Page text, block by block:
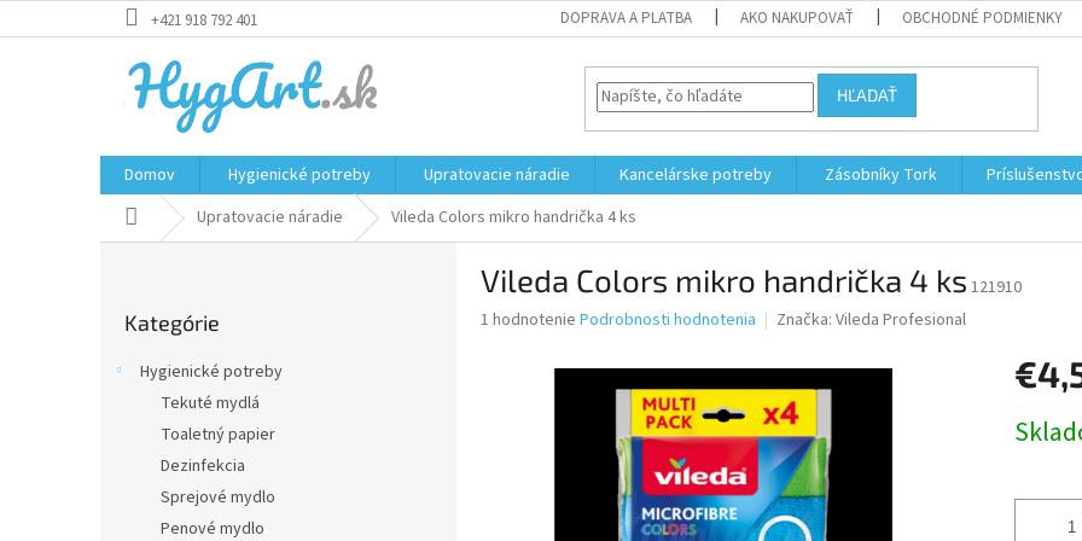
na
+421 918 792 401 DOPRAVA A PLATBA AKO NAKUPOVAŤ OBCHODNÉ PODMIENKY
HĽADAŤ
Domov Hygienické potreby Upratovacie náradie Kancelárske potreby Zásobníky Tork
DomovUpratovacie náradie Vileda Colors mikro handrička 4 ks
kategórie
Kategórie
Hygienické potreby
Tekuté mydlá
Toaletný papier
Dezinfekcia
Sprejové mydlo
Penové mydlo
Vileda Colors mikro handrička 4 ks 121910
Priemerné
1 hodnotenie Podrobnosti hodnotenia Značka: Vileda Profesional
cena: